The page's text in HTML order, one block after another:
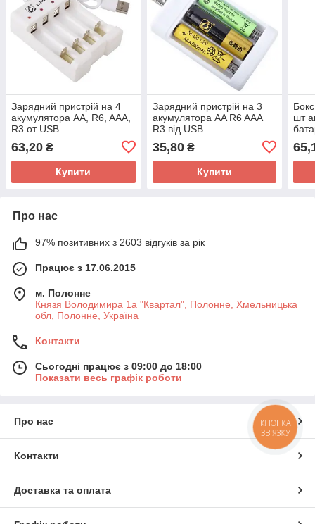
Зарядний пристрій на 4
акумулятора AA, R6, AAA,
R3 от USB
63,20 ₴
Купити
Зарядний пристрій на 3
акумулятора AA R6 AAA
R3 від USB
35,80₴
Купити
шт
Про нас
97% позитивних з 2603 відгуків за рік
Працює з 17.06.2015
м. Полонне
Князя Володимира 1а "Квартал", Полонне, Хмельницька
обл, Полонне, Україна
Контакти
Сьогодні працює з 09:00 до 18:00
Показати весь графік роботи
Про нас
Контакти
Доставка та оплата
КНОПКА
ЗВ'ЯЗКУ